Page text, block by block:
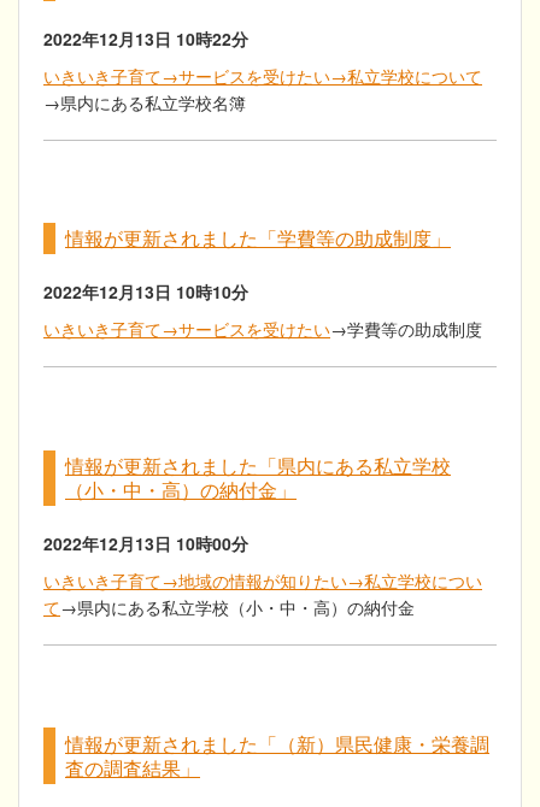
2022年12月13日 10時22分
いきいき子育て→サービスを受けたい→私立学校について
→県内にある私立学校名簿
情報が更新されました「学費等の助成制度」
2022年12月13日 10時10分
いきいき子育て→サービスを受けたい→学費等の助成制度
情報が更新されました「県内にある私立学校
（小・中・高）の納付金」
2022年12月13日 10時00分
いきいき子育て→地域の情報が知りたい→私立学校につい
て→県内にある私立学校（小・中・高）の納付金
情報が更新されました「（新）県民健康・栄養調
査の調査結果」